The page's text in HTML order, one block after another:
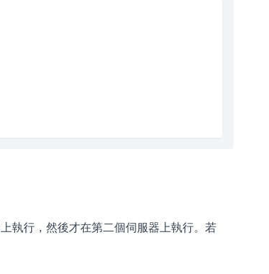
執行，然後才在第二個伺服器上執行。若